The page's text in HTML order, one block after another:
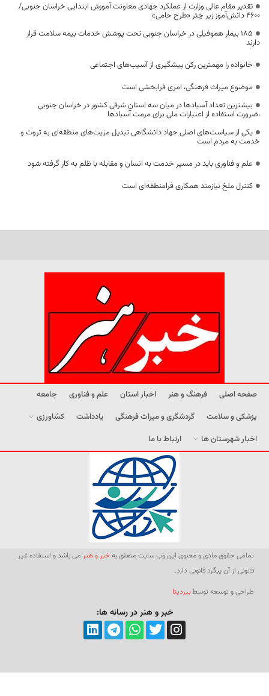
تقدیر مقام عالی وزارت از عملکرد جهادی معاونت آموزش ابتدایی خراسان جنوبی/
۴۶۰۰ دانش‌آموز زیر چتر «طرح حامی»
۱۸۵ بیمار هموفیلی در خراسان جنوبی تحت پوشش خدمات بیمه سلامت قرار
دارند
خانواده را مهمترین رکن پیشگیری از آسیب‌های اجتماعی
موضوع میراث فرهنگی، امری فرابخشی است
بیشترین تعداد آسبادها در میان سه استان شرقی کشور در خراسان جنوبی
،ضرورت استفاده از اعتبارات ملی برای مرمت آسبادها
یکی از سیاست‌های اصلی جهاد دانشگاهی تبدیل مزیت‌های منطقه‌ای به ثروت و
خدمت به مردم است
علم و فناوری باید در مسیر خدمت به انسان و مقابله با ظلم به کار گرفته شود
کنترل ملخ نیازمند همکاری فرامنطقه‌ای است
صفحه اصلی فرهنگ و هنر اخبار استان علم و فناوری
جامعه
پزشکی و سلامت
گردشگری و میراث فرهنگی یادداشت
کشاورزی
اخبار شهرستان ها
ارتباط با ما
تمامی حقوق مادی و معنوی این وب سایت متعلق بهخبر و هنر می باشد و استفاده غیر
قانونی از آن پیگرد قانونی دارد.
طراحی و توسعه توسطبیردیتا
خبر و هنر در رسانه ها: